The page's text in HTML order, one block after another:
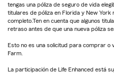
tengas una póliza de seguro de vida
titulares de póliza en Florida y New York
completo.Ten en cuenta que algunos
retraso antes de que una nueva póliza
Esto no es una solicitud para comprar
Farm.
La participación de Life Enhanced está